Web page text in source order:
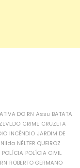
DO RN Assu BATATA
CRIME CRUZETA
INCÊNDIO JARDIM DE
Nilda NÉLTER QUEIROZ
POLÍCIA POLÍCIA CIVIL
RN ROBERTO GERMANO